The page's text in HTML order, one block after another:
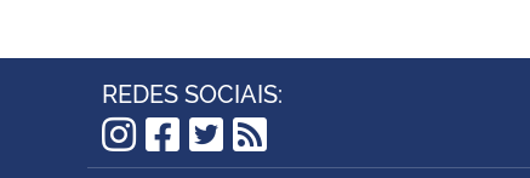
REDES SOCIAIS: